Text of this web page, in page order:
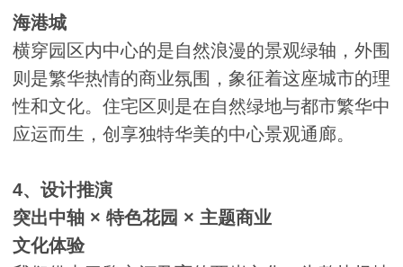
海港城
横穿园区内中心的是自然浪漫的景观绿轴，外围
则是繁华热情的商业氛围，象征着这座城市的理
性和文化。住宅区则是在自然绿地与都市繁华中
应运而生，创享独特华美的中心景观通廊。
4、设计推演
突出中轴 × 特色花园 × 主题商业
文化体验